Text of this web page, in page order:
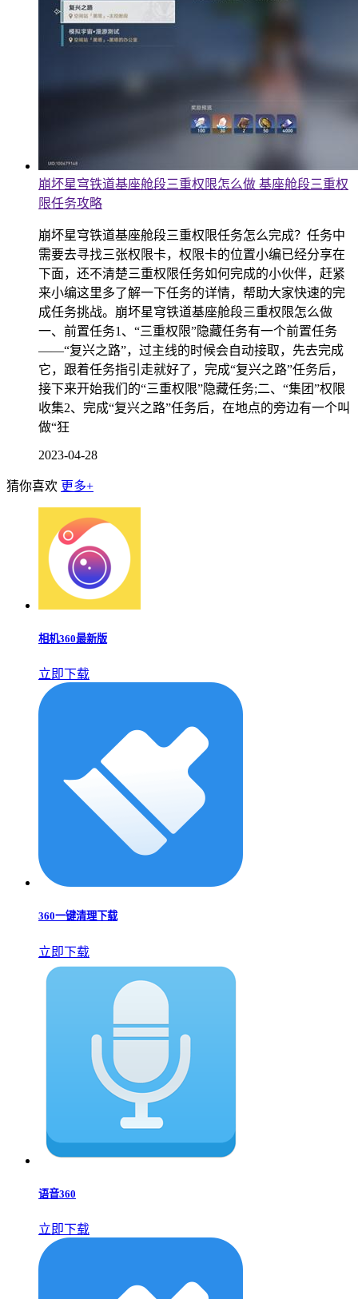
崩坏星穹铁道基座舱段三重权限怎么做 基座舱段三重权
限任务攻略
崩坏星穹铁道基座舱段三重权限任务怎么完成？任务中
需要去寻找三张权限卡，权限卡的位置小编已经分享在
下面，还不清楚三重权限任务如何完成的小伙伴，赶紧
来小编这里多了解一下任务的详情，帮助大家快速的完
成任务挑战。崩坏星穹铁道基座舱段三重权限怎么做
一、前置任务1、“三重权限”隐藏任务有一个前置任务
——“复兴之路”，过主线的时候会自动接取，先去完成
它，跟着任务指引走就好了，完成“复兴之路”任务后，
接下来开始我们的“三重权限”隐藏任务;二、“集团”权限
收集2、完成“复兴之路”任务后，在地点的旁边有一个叫
做“狂
2023-04-28
猜你喜欢 更多+
相机360最新版
立即下载
360一键清理下载
立即下载
语音360
立即下载